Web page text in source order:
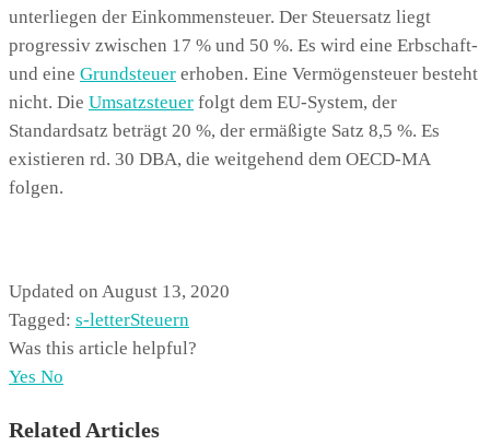
unterliegen der Einkommensteuer. Der Steuersatz liegt
progressiv zwischen 17 % und 50 %. Es wird eine Erbschaft-
und eine Grundsteuer erhoben. Eine Vermögensteuer besteht
nicht. Die Umsatzsteuer folgt dem EU-System, der
Standardsatz beträgt 20 %, der ermäßigte Satz 8,5 %. Es
existieren rd. 30 DBA, die weitgehend dem OECD-MA
folgen.
Updated on August 13, 2020
Tagged: s-letterSteuern
Was this article helpful?
Yes No
Related Articles